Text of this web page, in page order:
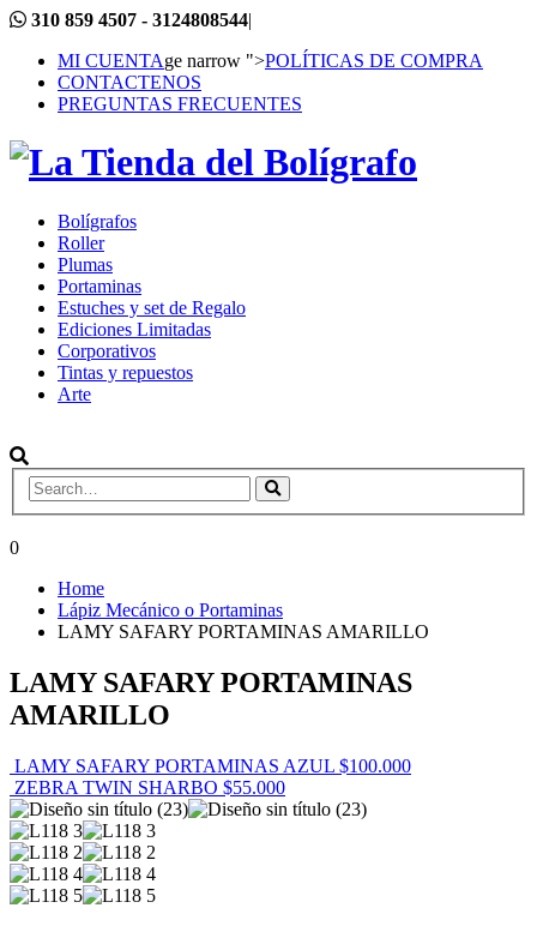
310 859 4507 - 3124808544|
MI CUENTAge narrow ">POLÍTICAS DE COMPRA
CONTACTENOS
PREGUNTAS FRECUENTES
Bolígrafos
Roller
Plumas
Portaminas
Estuches y set de Regalo
Ediciones Limitadas
Corporativos
Tintas y repuestos
Arte
0
Home
Lápiz Mecánico o Portaminas
LAMY SAFARY PORTAMINAS AMARILLO
LAMY SAFARY PORTAMINAS
AMARILLO
LAMY SAFARY PORTAMINAS AZUL $100.000
ZEBRA TWIN SHARBO $55.000